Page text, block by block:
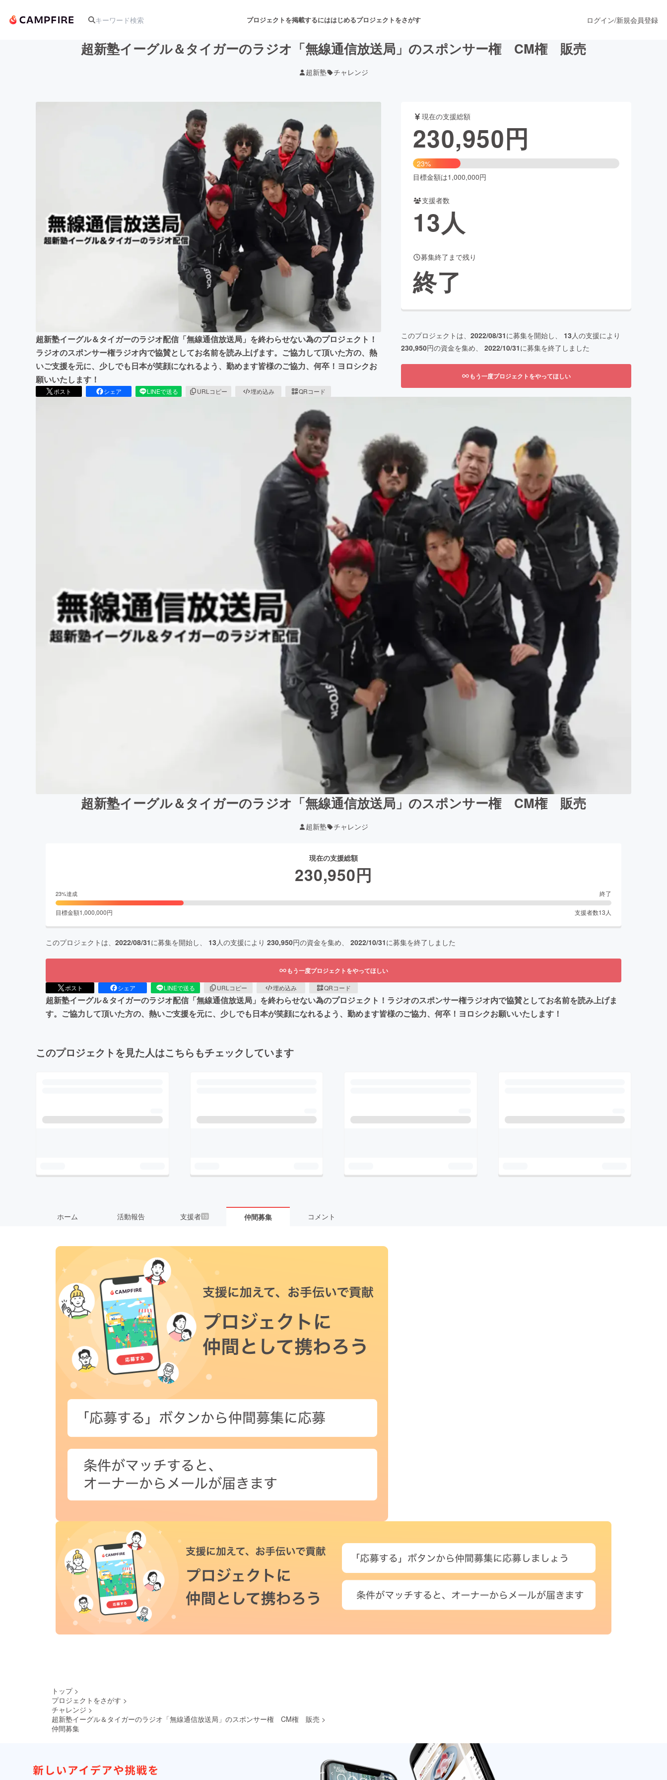
プロジェクトを掲載するにははじめるプロジェクトをさがす
音楽 舞台・パフォーマンス
テクノロジー・ガジェット ゲーム・サービス開発 フード・飲食店 ファッション
書籍・雑誌出版 アニメ・漫画
チャレンジ ビューティー・ヘルスケア
まちづくり・地域活性化
CAMPFIRE for Social Good CAMPFIRE Creation
CAMPFIREふるさと納税 machi-ya
ログイン/新規会員登録
超新塾イーグル＆タイガーのラジオ「無線通信放送局」のスポンサー権 CM権 販売
超新塾 チャレンジ
超新塾イーグル＆タイガーのラジオ配信「無線通信放送局」を終わらせない為のプロジェクト！
ラジオのスポンサー権ラジオ内で協賛としてお名前を読み上げます。ご協力して頂いた方の、熱
いご支援を元に、少しでも日本が笑顔になれるよう、勤めます皆様のご協力、何卒！ヨロシクお
願いいたします！
ポスト シェア LINEで送る URLコピー 埋め込み QRコード
現在の支援総額
230,950円
23%
目標金額は1,000,000円
支援者数
13人
募集終了まで残り
終了
このプロジェクトは、 2022/08/31に募集を開始し、 13人の支援により
230,950円の資金を集め、 2022/10/31に募集を終了しました
もう一度プロジェクトをやってほしい
超新塾イーグル＆タイガーのラジオ「無線通信放送局」のスポンサー権 CM権 販売
超新塾 チャレンジ
現在の支援総額
230,950円
23%達成 終了
目標金額1,000,000円 支援者数13 人
このプロジェクトは、 2022/08/31に募集を開始し、 13人の支援により 230,950円の資金を集め、 2022/10/31に募集を終了しました
もう一度プロジェクトをやってほしい
ポスト シェア LINEで送る URLコピー 埋め込み QRコード
超新塾イーグル＆タイガーのラジオ配信「無線通信放送局」を終わらせない為のプロジェクト！ラジオのスポンサー権ラジオ内で協賛としてお名前を読み上げま
す。ご協力して頂いた方の、熱いご支援を元に、少しでも日本が笑顔になれるよう、勤めます皆様のご協力、何卒！ヨロシクお願いいたします！
このプロジェクトを見た人はこちらもチェックしています
ホーム 活動報告 支援者 13 仲間募集 コメント
トップ >
プロジェクトをさがす >
チャレンジ >
超新塾イーグル＆タイガーのラジオ「無線通信放送局」のスポンサー権 CM権 販売 >
仲間募集